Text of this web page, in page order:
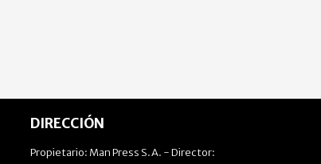
DIRECCIÓN
Propietario: Man Press S.A. - Director: